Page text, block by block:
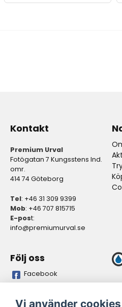
Kontakt
Premium Urval
Fotögatan 7 Kungsstens Ind.
omr.
414 74 Göteborg
Tel: +46 31 309 9399
Mob: +46 707 815715
E-post:
info@premiumurval.se
Följ oss
Facebook
Bankgiro
Vi använder cookies